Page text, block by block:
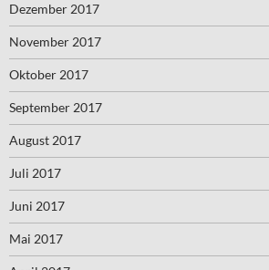
Dezember 2017
November 2017
Oktober 2017
September 2017
August 2017
Juli 2017
Juni 2017
Mai 2017